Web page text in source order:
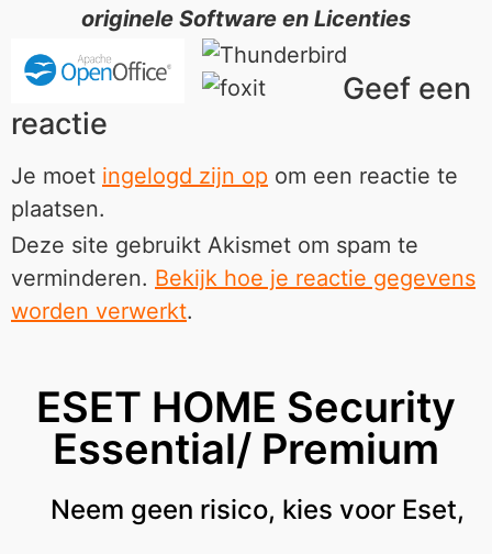
originele Software en Licenties
Geef een
reactie
Je moet ingelogd zijn op om een reactie te
plaatsen.
Deze site gebruikt Akismet om spam te
verminderen. Bekijk hoe je reactie gegevens
worden verwerkt.
ESET HOME Security
Essential/ Premium
Neem geen risico, kies voor Eset,